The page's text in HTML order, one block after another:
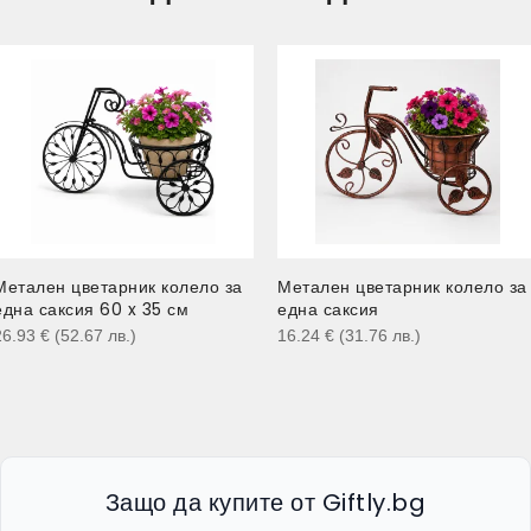
цветарник колело за
саксия 60 x 35 см
€ (52.67 лв. )
Метален цветарник колело за
една саксия
16.24 € (31.76 лв. )
Защо да купите от Giftly.bg